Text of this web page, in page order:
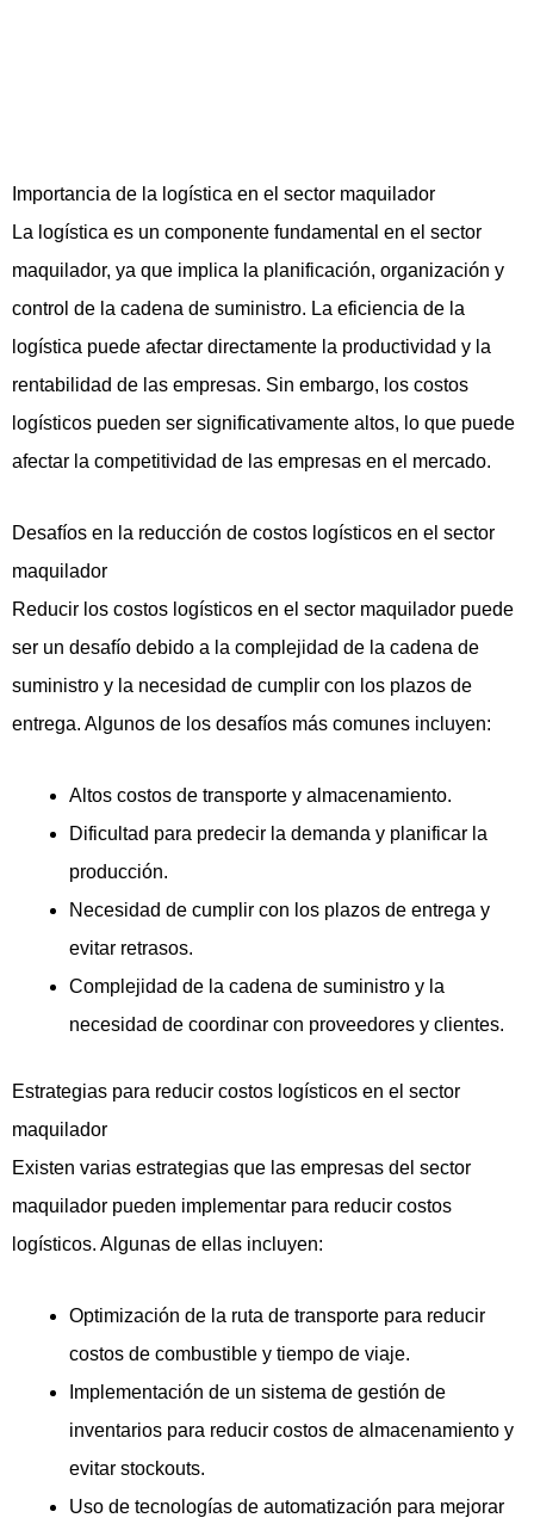
Importancia de la logística en el sector maquilador
La logística es un componente fundamental en el sector
maquilador, ya que implica la planificación, organización y
control de la cadena de suministro. La eficiencia de la
logística puede afectar directamente la productividad y la
rentabilidad de las empresas. Sin embargo, los costos
logísticos pueden ser significativamente altos, lo que puede
afectar la competitividad de las empresas en el mercado.
Desafíos en la reducción de costos logísticos en el sector
maquilador
Reducir los costos logísticos en el sector maquilador puede
ser un desafío debido a la complejidad de la cadena de
suministro y la necesidad de cumplir con los plazos de
entrega. Algunos de los desafíos más comunes incluyen:
Altos costos de transporte y almacenamiento.
Dificultad para predecir la demanda y planificar la
producción.
Necesidad de cumplir con los plazos de entrega y
evitar retrasos.
Complejidad de la cadena de suministro y la
necesidad de coordinar con proveedores y clientes.
Estrategias para reducir costos logísticos en el sector
maquilador
Existen varias estrategias que las empresas del sector
maquilador pueden implementar para reducir costos
logísticos. Algunas de ellas incluyen:
Optimización de la ruta de transporte para reducir
costos de combustible y tiempo de viaje.
Implementación de un sistema de gestión de
inventarios para reducir costos de almacenamiento y
evitar stockouts.
Uso de tecnologías de automatización para mejorar